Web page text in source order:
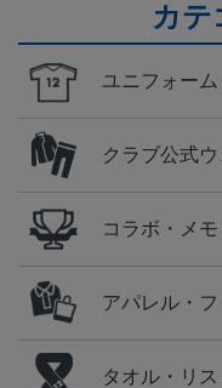
カテ
ユニフォーム
クラブ公式ウ
コラボ・メ
アパレル・
タオル・リ